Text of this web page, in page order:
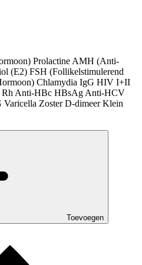
Prolactine AMH (Anti-
(E2) FSH (Follikelstimulerend
Chlamydia IgG HIV I+II
Anti-HBc HBsAg Anti-HCV
Varicella ZosterD-dimeerKlein
Toevoegen